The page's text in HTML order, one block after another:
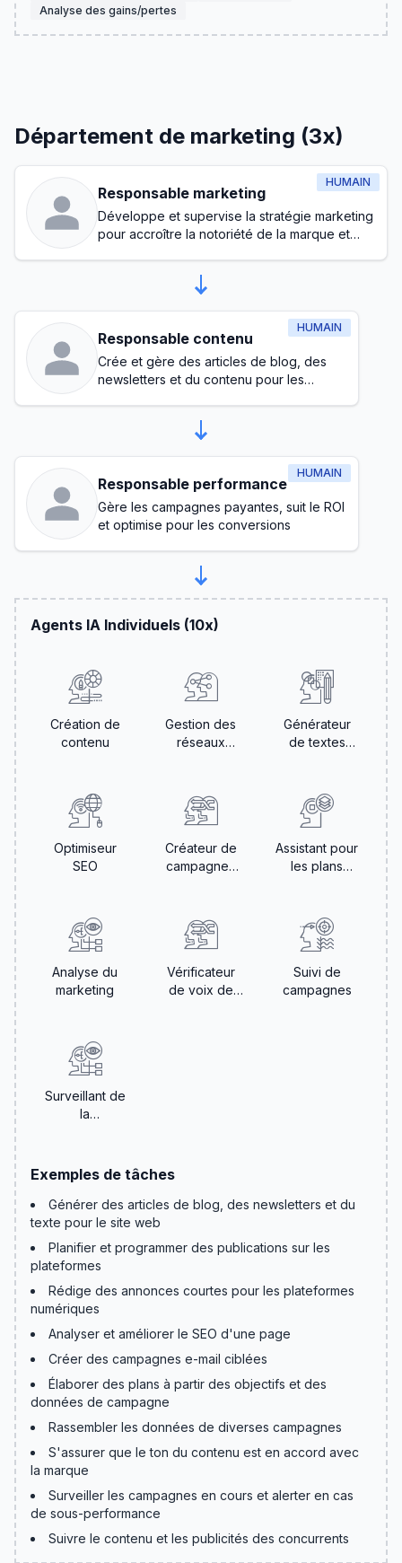
Analyse des gains/pertes
Département de marketing (3x)
HUMAIN
Responsable marketing
Développe et supervise la stratégie marketing
pour accroître la notoriété de la marque et
HUMAIN
Responsable contenu
Crée et gère des articles de blog, des
newsletters et du contenu pour les
HUMAIN
Responsable performance
Gère les campagnes payantes, suit le ROI
et optimise pour les conversions
Agents IA Individuels (10x)
Création de
contenu
Gestion des
réseaux
Générateur
de textes
Optimiseur
SEO
Créateur de
campagnes
Assistant pour
les plans
Analyse du
marketing
Vérificateur
de voix de
Suivi de
campagnes
Surveillant de
la
Exemples de tâches
Générer des articles de blog, des newsletters et du
texte pour le site web
Planifier et programmer des publications sur les
plateformes
Rédige des annonces courtes pour les plateformes
numériques
Analyser et améliorer le SEO d'une page
Créer des campagnes e-mail ciblées
Élaborer des plans à partir des objectifs et des
données de campagne
Rassembler les données de diverses campagnes
S'assurer que le ton du contenu est en accord avec
la marque
Surveiller les campagnes en cours et alerter en cas
de sous-performance
Suivre le contenu et les publicités des concurrents